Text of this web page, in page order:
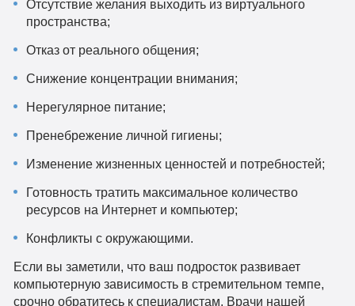
Отсутствие желания выходить из виртуального
пространства;
Отказ от реального общения;
Снижение концентрации внимания;
Нерегулярное питание;
Пренебрежение личной гигиены;
Изменение жизненных ценностей и потребностей;
Готовность тратить максимальное количество
ресурсов на Интернет и компьютер;
Конфликты с окружающими.
Если вы заметили, что ваш подросток развивает
компьютерную зависимость в стремительном темпе,
срочно обратитесь к специалистам. Врачи нашей